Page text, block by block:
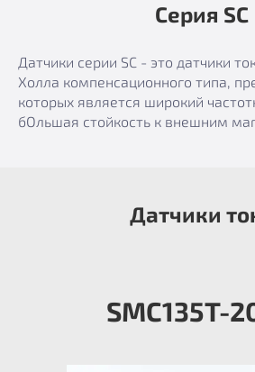
Серия SC
Датчики серии SC - это датчики
Холла компенсационного типа,
которых является широкий
бОльшая стойкость к внешним
Датчики
SMC135T-